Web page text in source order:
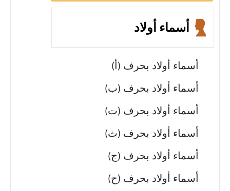
أسماء أولاد
أسماء أولاد بحرف (أ)
أسماء أولاد بحرف (ب)
أسماء أولاد بحرف (ت)
أسماء أولاد بحرف (ث)
أسماء أولاد بحرف (ج)
أسماء أولاد بحرف (ح)